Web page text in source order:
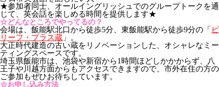
★参加者同士、オールイングリッシュでのグループトークを通
じて、英会話を楽しめる時間を提供します★
☆どんなところでやってるの？
会場は、飯能駅北口から徒歩5分、東飯能駅から徒歩9分の「 ビ
リーフ・プラス蔵 」。
大正時代建造の古い蔵をリノベーションした、オシャレなミー
ティングスペースです。
埼玉県飯能市は、池袋や新宿から1時間ほどしかかからず、八
王子や川越方面からもアクセスできますので、市外在住の方の
ご参加もぜひお待ちしています。
☆お申し込み方法